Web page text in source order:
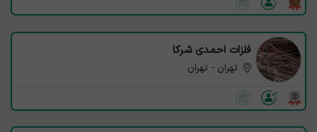
فلزات احمدی شرکا
تهران - تهران